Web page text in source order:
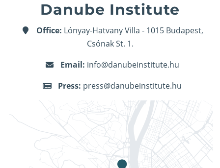
Danube Institute
Office: Lónyay-Hatvany Villa - 1015 Budapest,
Csónak St. 1.
Email: info@danubeinstitute.hu
Press: press@danubeinstitute.hu